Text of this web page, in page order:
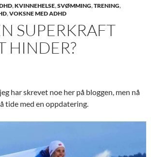
,KVINNEHELSE,SVØMMING,TRENING,
,VOKSNE MED ADHD
SUPERKRAFT
HINDER?
har skrevet noe her på bloggen, men nå
tide med en oppdatering.